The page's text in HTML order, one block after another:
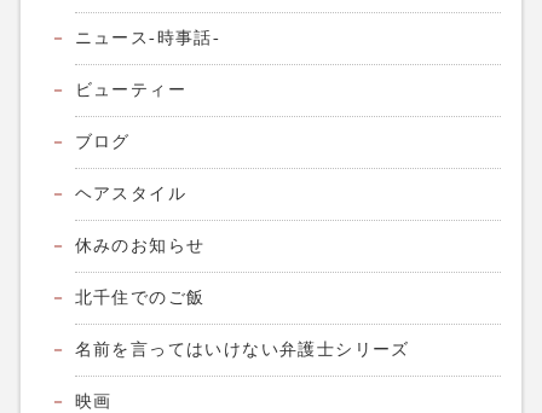
ニュース-時事話-
ビューティー
ブログ
ヘアスタイル
休みのお知らせ
北千住でのご飯
名前を言ってはいけない弁護士シリーズ
映画